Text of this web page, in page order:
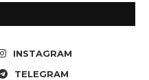
INSTAGRAM
TELEGRAM